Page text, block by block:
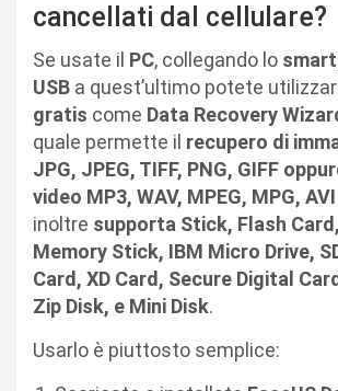
cancellati dal cellulare?
Se usate il PC, collegando lo
USB a quest’ultimo potete
gratis come Data Recovery
quale permette il recupero di
JPG, JPEG, TIFF, PNG, GIFF
video MP3, WAV, MPEG, MPG,
inoltre supporta Stick, Flash
Memory Stick, IBM Micro Drive,
Card, XD Card, Secure Digital
Zip Disk, e Mini Disk.
Usarlo è piuttosto semplice: